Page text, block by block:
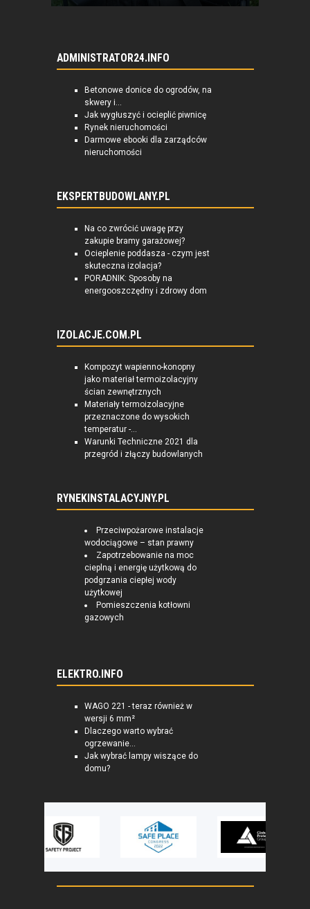
ADMINISTRATOR24.INFO
Betonowe donice do ogrodów, na
skwery i...
Jak wygłuszyć i ocieplić piwnicę
Rynek nieruchomości
Darmowe ebooki dla zarządców
nieruchomości
EKSPERTBUDOWLANY.PL
Na co zwrócić uwagę przy
zakupie bramy garażowej?
Ocieplenie poddasza - czym jest
skuteczna izolacja?
PORADNIK: Sposoby na
energooszczędny i zdrowy dom
IZOLACJE.COM.PL
Kompozyt wapienno-konopny
jako materiał termoizolacyjny
ścian zewnętrznych
Materiały termoizolacyjne
przeznaczone do wysokich
temperatur -...
Warunki Techniczne 2021 dla
przegród i złączy budowlanych
RYNEKINSTALACYJNY.PL
Przeciwpożarowe instalacje
wodociągowe – stan prawny
Zapotrzebowanie na moc
cieplną i energię użytkową do
podgrzania ciepłej wody
użytkowej
Pomieszczenia kotłowni
gazowych
ELEKTRO.INFO
WAGO 221 - teraz również w
wersji 6 mm²
Dlaczego warto wybrać
ogrzewanie...
Jak wybrać lampy wiszące do
domu?